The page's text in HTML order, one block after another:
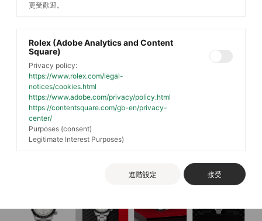
更受歡迎。
Rolex (Adobe Analytics and Content
Square)
Privacy policy:
https://www.rolex.com/legal-
notices/cookies.html
https://www.adobe.com/privacy/policy.html
https://contentsquare.com/gb-en/privacy-
center/
Purposes (consent)
Legitimate Interest Purposes)
進階設定 接受